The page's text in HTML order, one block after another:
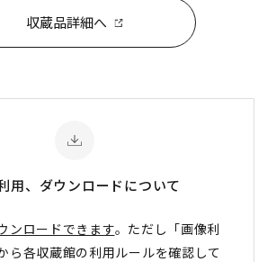
収蔵品詳細へ
用、ダウンロードについて
ンロードできます。ただし「画像利
ら各収蔵館の利用ルールを確認して